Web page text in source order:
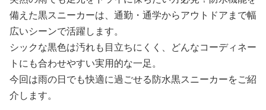
備えた黒スニーカーは、通勤・通学からアウトドアまで幅
広いシーンで活躍します。
シックな黒色は汚れも目立ちにくく、どんなコーディネー
トにも合わせやすい実用的な一足。
今回は雨の日でも快適に過ごせる防水黒スニーカーをご紹
介します。